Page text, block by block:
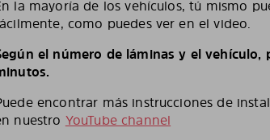
la mayoría de los vehículos, tú mismo
como puedes ver en el video.
el número de láminas y el vehículo,
encontrar más instrucciones de
nuestro YouTube channel